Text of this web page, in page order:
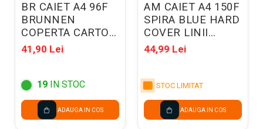
BR CAIET A4 96F
BRUNNEN
COPERTA CARTON
MARO VELIN
4347070
41,90 Lei
19 IN STOC
ADAUGA IN COS
AM CAIET A4 150F
SPIRA BLUE HARD
COVER LINII
166833
44,99 Lei
STOC LIMITAT
ADAUGA IN COS